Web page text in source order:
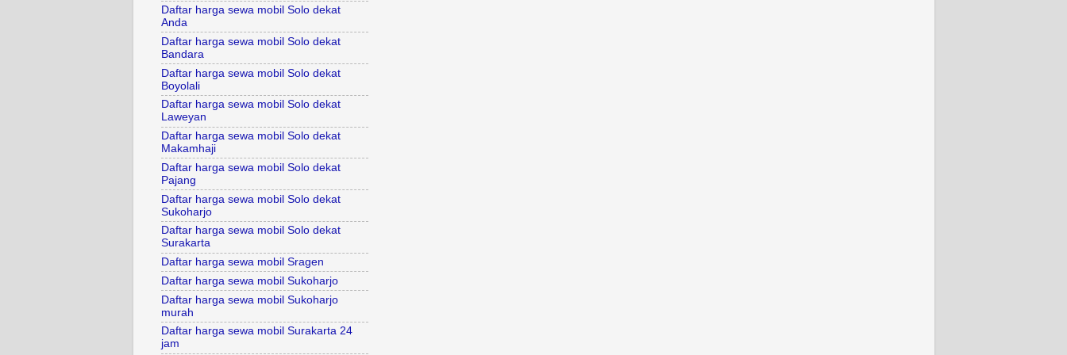
Daftar harga sewa mobil Solo dekat
Anda
Daftar harga sewa mobil Solo dekat
Bandara
Daftar harga sewa mobil Solo dekat
Boyolali
Daftar harga sewa mobil Solo dekat
Laweyan
Daftar harga sewa mobil Solo dekat
Makamhaji
Daftar harga sewa mobil Solo dekat
Pajang
Daftar harga sewa mobil Solo dekat
Sukoharjo
Daftar harga sewa mobil Solo dekat
Surakarta
Daftar harga sewa mobil Sragen
Daftar harga sewa mobil Sukoharjo
Daftar harga sewa mobil Sukoharjo
murah
Daftar harga sewa mobil Surakarta 24
jam